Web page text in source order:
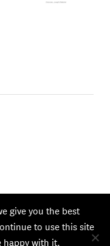
give you the best
to use this site
happy with it.